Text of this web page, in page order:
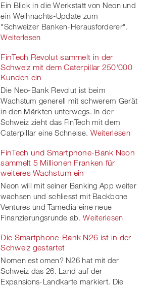
Ein Blick in die Werkstatt von Neon und
ein Weihnachts-Update zum
"Schweizer Banken-Herausforderer".
Weiterlesen
FinTech Revolut sammelt in der
Schweiz mit dem Caterpillar 250'000
Kunden ein
Die Neo-Bank Revolut ist beim
Wachstum generell mit schwerem Gerät
in den Märkten unterwegs. In der
Schweiz zieht das FinTech mit dem
Caterpillar eine Schneise. Weiterlesen
FinTech und Smartphone-Bank Neon
sammelt 5 Millionen Franken für
weiteres Wachstum ein
Neon will mit seiner Banking App weiter
wachsen und schliesst mit Backbone
Ventures und Tamedia eine neue
Finanzierungsrunde ab. Weiterlesen
Die Smartphone-Bank N26 ist in der
Schweiz gestartet
Nomen est omen? N26 hat mit der
Schweiz das 26. Land auf der
Expansions-Landkarte markiert. Die